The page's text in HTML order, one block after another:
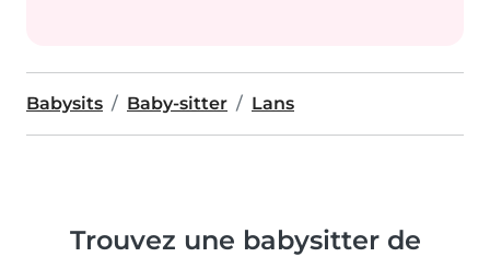
Babysits Baby-sitter Lans
Trouvez une babysitter de